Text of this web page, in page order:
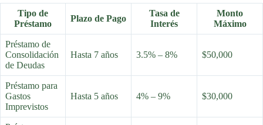
Tipo de
Préstamo
Plazo de Pago
Tasa de
Interés
Monto
Máximo
Préstamo de
Consolidación
de Deudas
Hasta 7 años 3.5% – 8% $50,000
Préstamo para
Gastos
Imprevistos
Hasta 5 años 4% – 9% $30,000